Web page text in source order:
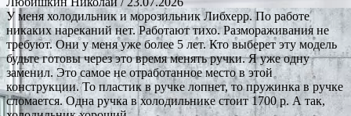
У меня холодильник и морозильник Либхерр. По работе
никаких нареканий нет. Работают тихо. Размораживания не
требуют. Они у меня уже более 5 лет. Кто выберет эту модель
будьте готовы через это время менять ручки. Я уже одну
заменил. Это самое не отработанное место в этой
конструкции. То пластик в ручке лопнет, то пружинка в ручке
сломается. Одна ручка в холодильнике стоит 1700 р. А так,